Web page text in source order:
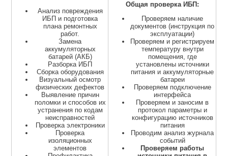
Анализ повреждения
ИБП и подготовка
плана ремонтных
работ.
Замена
аккумуляторных
батарей (АКБ)
Разборка ИБП
Сборка оборудования
Визуальный осмотр
физических дефектов
Выявление причин
поломки и способов их
устранения по кодам
неисправностей
Проверка электроники
Проверка
изоляционных
элементов
Общая проверка ИБП:
Проверяем наличие
документов (инструкция по
эксплуатации)
Проверяем и регистрируем
температуру внутри
помещения, где
установлены источники
питания и аккумуляторные
батареи
Проверяем подключение
интерфейса
Проверяем и заносим в
протокол параметры и
конфигурацию источников
питания
Проводим анализ журнала
событий
Проверяем работы